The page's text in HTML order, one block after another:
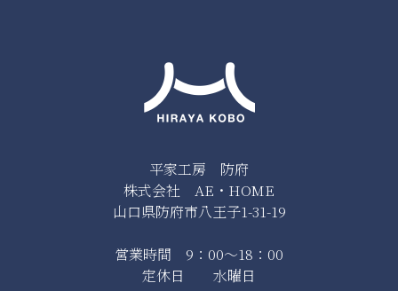
平家工房 防府
株式会社 AE・HOME
山口県防府市八王子1-31-19
営業時間 9：00～18：00
定休日 水曜日